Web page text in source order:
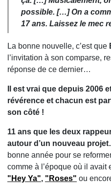
possible. […] On a
17 ans. Laissez le mec
La bonne nouvelle, c’est que
l’invitation à son comparse,
réponse de ce dernier…
Il est vrai que depuis 2006
révérence et chacun est
son côté !
11 ans que les deux
autour d’un nouveau
bonne année pour se
comme à l’époque où il avait
"Hey Ya", "Roses" ou